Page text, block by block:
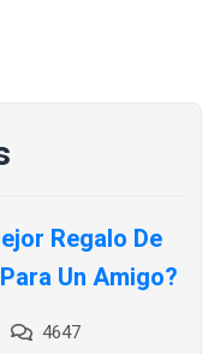
Regalo De
Un Amigo?
4647